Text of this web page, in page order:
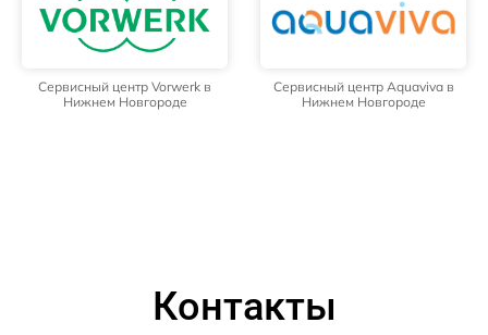
Сервисный центр Vorwerk в
Нижнем Новгороде
Сервисный центр Aquaviva в
Нижнем Новгороде
Контакты